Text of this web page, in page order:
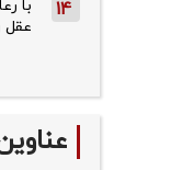
14
با
عقل را ۱۳ سال به تأخیر